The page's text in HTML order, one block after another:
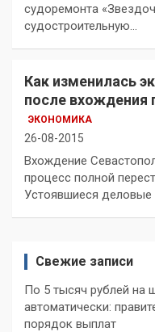
судоремонта
судостроительную…
Как изменилась
после вхождения
ЭКОНОМИКА
26-08-2015
Вхождение
процесс полной
Устоявшиеся деловые
Свежие записи
По 5 тысяч рублей на
автоматически:
порядок выплат